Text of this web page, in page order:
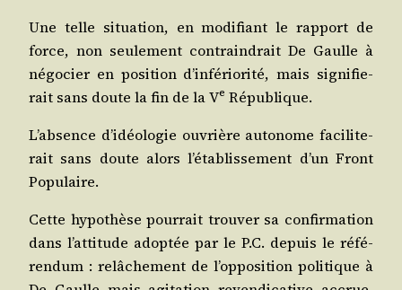
Une telle situa­tion, en modi­fiant le rap­port de
force, non seule­ment contrain­drait De Gaulle à
négo­cier en posi­tion d’in­fé­rio­ri­té, mais signi­fie­
rait sans doute la fin de la Ve République.
L’ab­sence d’i­déo­lo­gie ouvrière auto­nome faci­li­te­
rait sans doute alors l’é­ta­blis­se­ment d’un Front
Populaire.
Cette hypo­thèse pour­rait trou­ver sa confir­ma­tion
dans l’at­ti­tude adop­tée par le P.C. depuis le réfé­
ren­dum : relâ­che­ment de l’op­po­si­tion poli­tique à